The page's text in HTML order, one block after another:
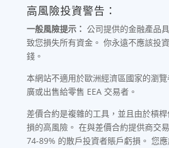
高風險投資警告：
一般風險提示： 公司提供的金融產品
致您損失所有資金。 你永遠不應該投
錢。
本網站不適用於歐洲經濟區國家的瀏
廣或出售給零售 EEA 交易者。
差價合約是複雜的工具，並且由於槓
損的高風險。 在與差價合約提供商交
74-89% 的散戶投資者賬戶虧損。 您